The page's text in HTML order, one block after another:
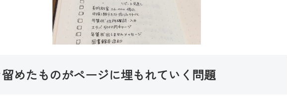
めたものがページに埋もれていく問題